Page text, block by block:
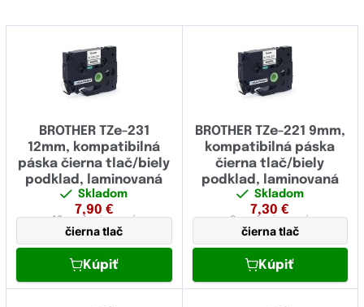
BROTHER TZe-231
12mm, kompatibilná
páska čierna tlač/biely
podklad, laminovaná
Skladom
7,90 €
12 mmlaminovaná
čierna tlač
Kúpiť
BROTHER TZe-221 9mm,
kompatibilná páska
čierna tlač/biely
podklad, laminovaná
Skladom
7,30 €
9 mmlaminovaná
čierna tlač
Kúpiť